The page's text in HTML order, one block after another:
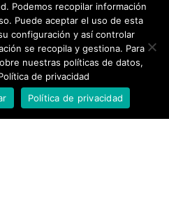
Podemos recopilar información
Puede aceptar el uso de esta
configuración y así controlar
se recopila y gestiona. Para
nuestras políticas de datos,
de privacidad
Política de privacidad